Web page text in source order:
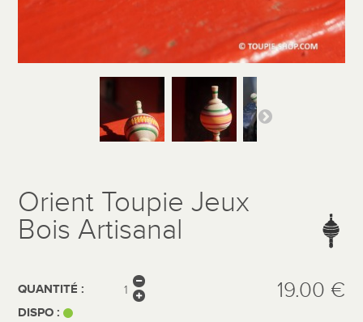
Orient Toupie Jeux
Bois Artisanal
QUANTITÉ :
DISPO :
19.00 €